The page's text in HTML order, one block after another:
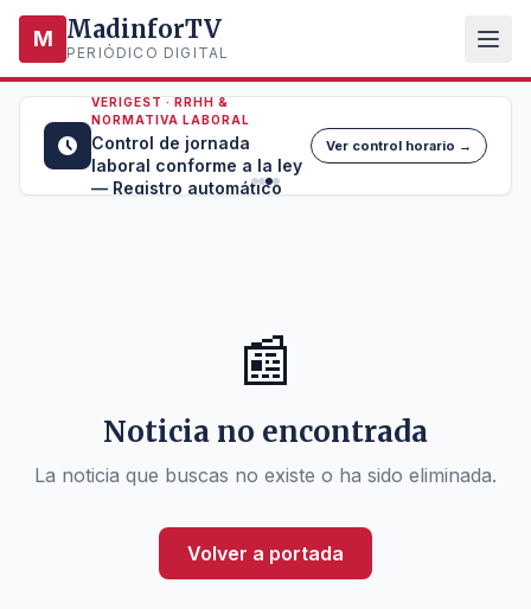
M MadinforTV
PERIÓDICO DIGITAL
VERIGEST · RRHH &
NORMATIVA LABORAL
Control de jornada
laboral conforme a la ley
— Registro automático
Ver control horario →
📰
Noticia no encontrada
La noticia que buscas no existe o ha sido eliminada.
Volver a portada